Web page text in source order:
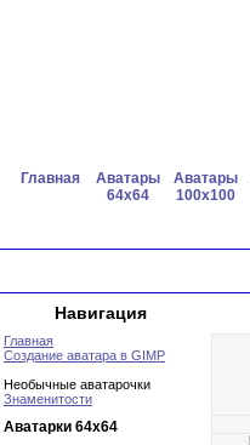
Главная
Аватары
64x64
Аватары
100x100
Навигация
Главная
Создание аватара в GIMP
Необычные аватарочки
Знаменитости
Аватарки 64х64